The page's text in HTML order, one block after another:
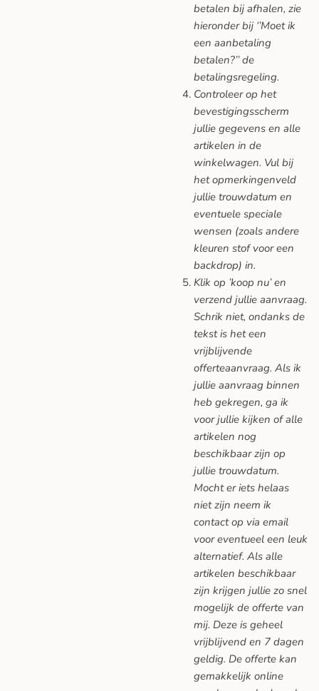
betalen bij afhalen, zie
hieronder bij ‘’Moet ik
een aanbetaling
betalen?’’ de
betalingsregeling.
Controleer op het
bevestigingsscherm
jullie gegevens en alle
artikelen in de
winkelwagen. Vul bij
het opmerkingenveld
jullie trouwdatum en
eventuele speciale
wensen (zoals andere
kleuren stof voor een
backdrop) in.
Klik op ’koop nu’ en
verzend jullie aanvraag.
Schrik niet, ondanks de
tekst is het een
vrijblijvende
offerteaanvraag. Als ik
jullie aanvraag binnen
heb gekregen, ga ik
voor jullie kijken of alle
artikelen nog
beschikbaar zijn op
jullie trouwdatum.
Mocht er iets helaas
niet zijn neem ik
contact op via email
voor eventueel een leuk
alternatief. Als alle
artikelen beschikbaar
zijn krijgen jullie zo snel
mogelijk de offerte van
mij. Deze is geheel
vrijblijvend en 7 dagen
geldig. De offerte kan
gemakkelijk online